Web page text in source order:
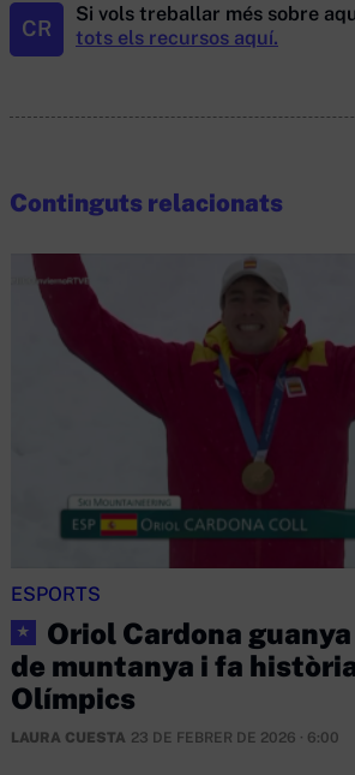
CR
Si vols treballar més sobre
tots els recursos aquí.
Continguts relacionats
ESPORTS
★
Oriol Cardona guanya
de muntanya i fa
Olímpics
LAURA CUESTA 23 DE FEBRER DE 2026 · 6:00